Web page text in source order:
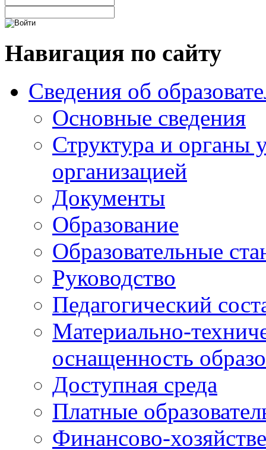
Навигация по сайту
Сведения об
Основные сведения
Структура и органы
организацией
Документы
Образование
Образовательные
Руководство
Педагогический
Материально-
оснащенность
Доступная среда
Платные
Финансово-